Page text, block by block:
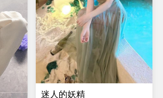
迷人的妖精